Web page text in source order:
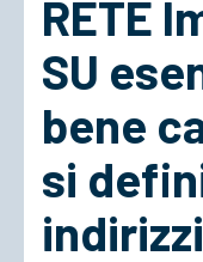
Cosa Facciamo
RETE
SU
bene
si